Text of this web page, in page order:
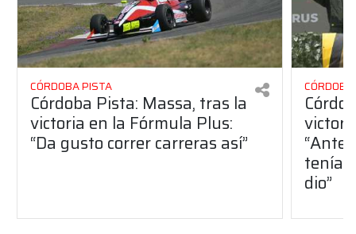
CÓRDOBA PISTA
Córdoba Pista: Massa, tras la
victoria en la Fórmula Plus:
“Da gusto correr carreras así”
dio”